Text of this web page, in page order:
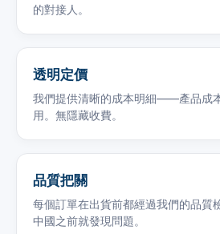
的對接人。
透明定價
我們提供清晰的成本明細——產品成
用。無隱藏收費。
品質把關
每個訂單在出貨前都經過我們的品質
中國之前就發現問題。